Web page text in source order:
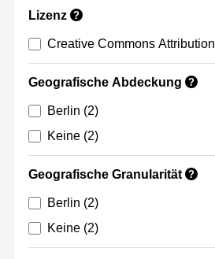
Lizenz ?
Creative Commons Attribution
Geografische Abdeckung ?
Berlin (2)
Keine (2)
Geografische Granularität ?
Berlin (2)
Keine (2)